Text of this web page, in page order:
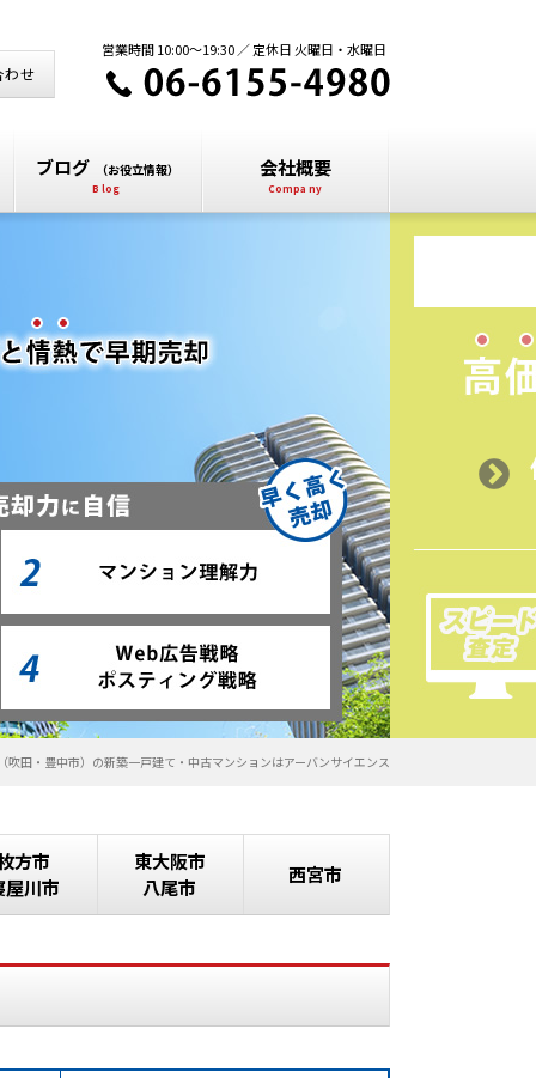
わせ
営業時間 10:00～19:30 ／ 定休日 火曜日・水曜日
ブログ （お役立情報） 会社概要
吹田・豊中市）の新築一戸建て・中古マンションはアーバンサイエンス
方市
屋川市
東大阪市
八尾市
西宮市